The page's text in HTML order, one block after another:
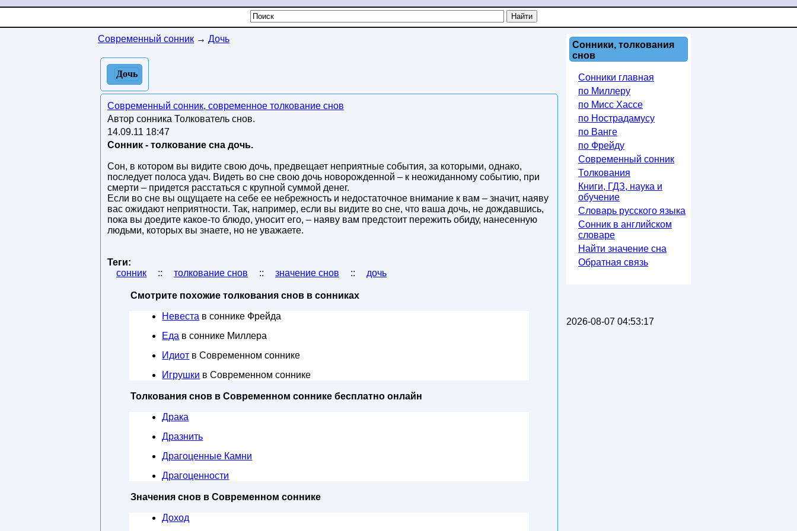
Современный сонник → Дочь
Дочь
Современный сонник, современное толкование снов
Автор сонника Толкователь снов.
14.09.11 18:47
Сонник - толкование сна дочь.
Сон, в котором вы видите свою дочь, предвещает неприятные события, за которыми, однако,
последует полоса удач. Видеть во сне свою дочь новорожденной – к неожиданному событию, при
смерти – придется расстаться с крупной суммой денег.
Если во сне вы ощущаете на себе ее небрежность и недостаточное внимание к вам – значит, наяву
вас ожидают неприятности. Так, например, если вы видите во сне, что ваша дочь, не дождавшись,
пока вы доедите какое-то блюдо, уносит его, – наяву вам предстоит пережить обиду, нанесенную
людьми, которых вы знаете, но не уважаете.
Теги:
сонник
:: толкование снов :: значение снов :: дочь
Смотрите похожие толкования снов в сонниках
Невеста в соннике Фрейда
Еда в соннике Миллера
Идиот в Современном соннике
Игрушки в Современном соннике
Толкования снов в Современном соннике бесплатно онлайн
Драка
Дразнить
Драгоценные Камни
Драгоценности
Значения снов в Современном соннике
Доход
Сонники, толкования
снов
Сонники главная
по Миллеру
по Мисс Хассе
по Нострадамусу
по Ванге
по Фрейду
Современный сонник
Толкования
Книги, ГДЗ, наука и
обучение
Словарь русского языка
Сонник в английском
словаре
Найти значение сна
Обратная связь
2026-08-07 04:53:17